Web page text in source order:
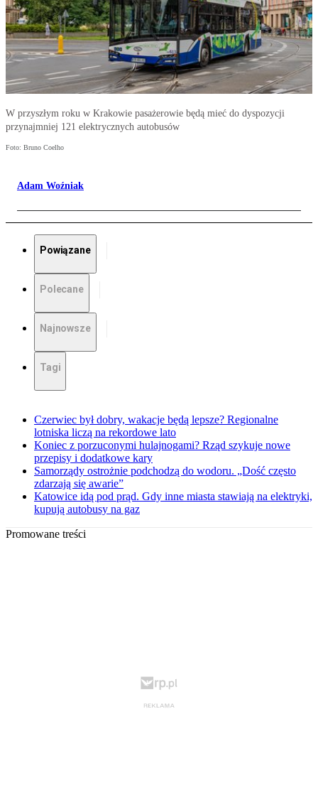
W przyszłym roku w Krakowie pasażerowie będą mieć do dyspozycji
przynajmniej 121 elektrycznych autobusów
Foto: Bruno Coelho
Adam Woźniak
Powiązane
Polecane
Najnowsze
Tagi
Czerwiec był dobry, wakacje będą lepsze? Regionalne
lotniska liczą na rekordowe lato
Koniec z porzuconymi hulajnogami? Rząd szykuje nowe
przepisy i dodatkowe kary
Samorządy ostrożnie podchodzą do wodoru. „Dość często
zdarzają się awarie”
Katowice idą pod prąd. Gdy inne miasta stawiają na elektryki,
kupują autobusy na gaz
Promowane treści